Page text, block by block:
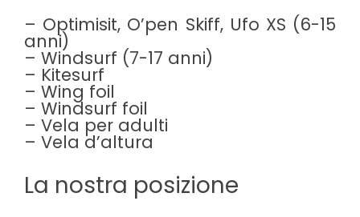
– Optimisit, O’pen Skiff, Ufo XS (6-15
anni)
– Windsurf (7-17 anni)
– Kitesurf
– Wing foil
– Windsurf foil
– Vela per adulti
– Vela d’altura
La nostra posizione